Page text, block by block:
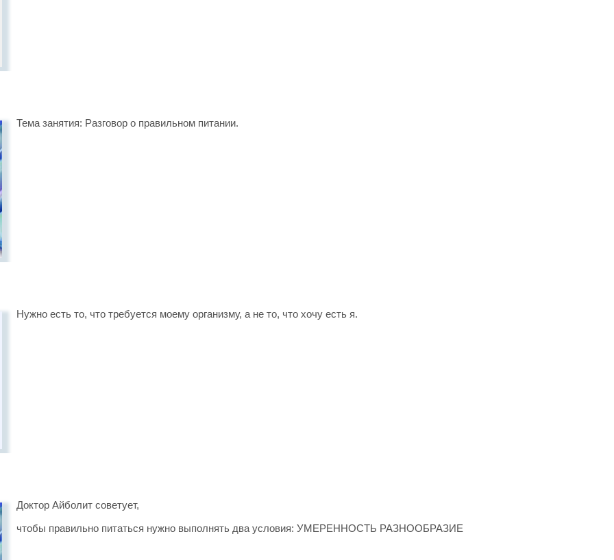
Тема занятия: Разговор о правильном питании.
Нужно есть то, что требуется моему организму, а не то, что хочу есть я.
Доктор Айболит советует,
чтобы правильно питаться нужно выполнять два условия: УМЕРЕННОСТЬ РАЗНООБРАЗИЕ